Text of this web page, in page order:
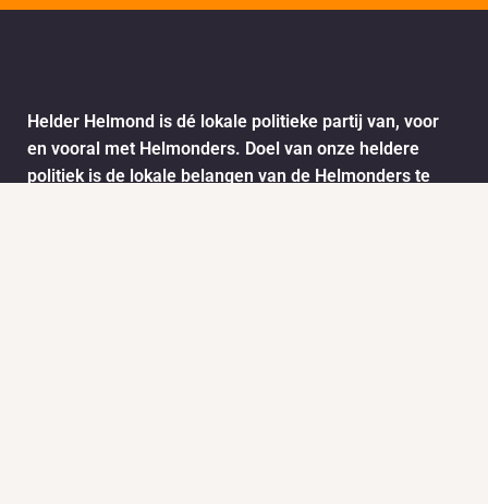
Helder Helmond is dé lokale politieke partij van, voor
en vooral met Helmonders. Doel van onze heldere
politiek is de lokale belangen van de Helmonders te